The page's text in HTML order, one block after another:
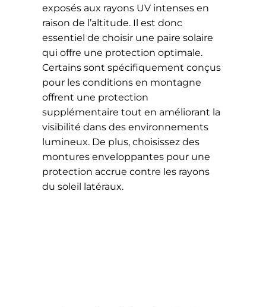
exposés aux rayons UV intenses en
raison de l’altitude. Il est donc
essentiel de choisir une paire solaire
qui offre une protection optimale.
Certains sont spécifiquement conçus
pour les conditions en montagne
offrent une protection
supplémentaire tout en améliorant la
visibilité dans des environnements
lumineux. De plus, choisissez des
montures enveloppantes pour une
protection accrue contre les rayons
du soleil latéraux.